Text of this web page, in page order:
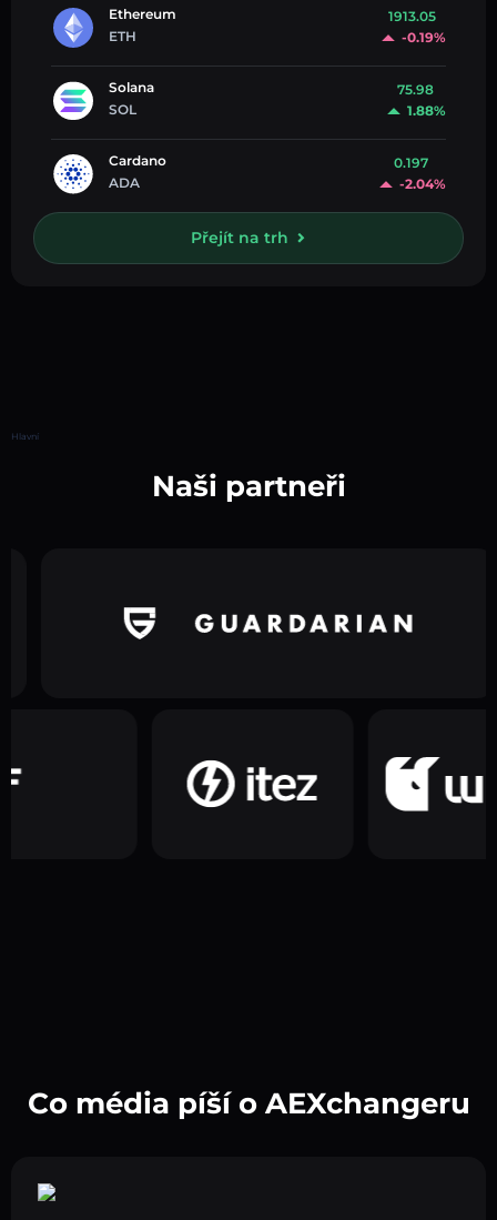
Ethereum
ETH
1913.05
-0.19%
Solana
SOL
75.98
1.88%
Cardano
ADA
0.197
-2.04%
Přejít na trh
Hlavní
Naši partneři
Co média píší o AEXchangeru